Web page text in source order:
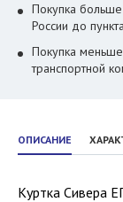
ОПИСАНИЕ
Куртка Сивера
Покупка
России до
Покупка
транспортной